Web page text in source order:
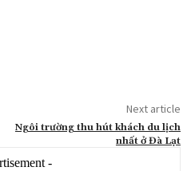
Next article
Ngôi trường thu hút khách du lịch
nhất ở Đà Lạt
-